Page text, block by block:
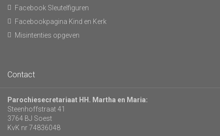
Facebook Sleutelfiguren
Facebookpagina Kind en Kerk
Misintenties opgeven
Contact
Parochiesecretariaat HH. Martha en Maria:
Steenhoffstraat 41
3764 BJ Soest
KvK nr 74836048